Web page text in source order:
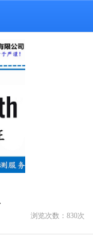
浏览次数： 830次